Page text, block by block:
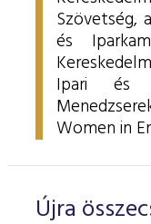
Szövetség,
és
Ipari és
Women in
Újra